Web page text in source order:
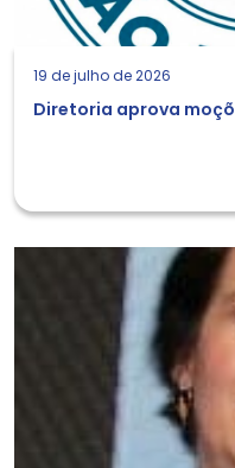
19 de julho de 2026
Diretoria aprova